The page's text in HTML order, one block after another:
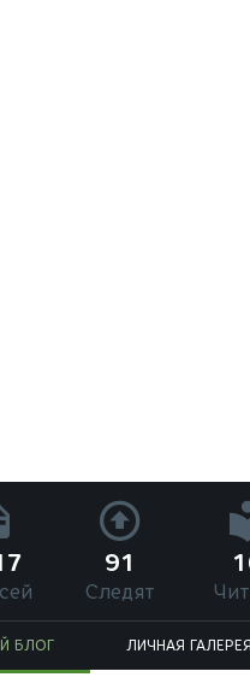
91
Следят
БЛОГ ЛИЧНАЯ ГАЛЕРЕЯ